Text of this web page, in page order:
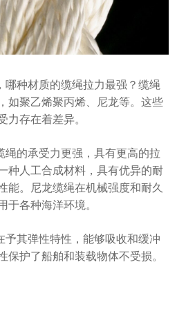
哪种材质的缆绳拉力最强？缆绳
如聚乙烯聚丙烯、尼龙等。这些
力存在着差异。
绳的承受力更强，具有更高的拉
种人工合成材料，具有优异的耐
能。尼龙缆绳在机械强度和耐久
于各种海洋环境。
予其弹性特性，能够吸收和缓冲
保护了船舶和装载物体不受损。